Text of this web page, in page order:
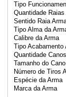
Tipo
Quantidade Raias
Sentido Raia
Tipo Alma da
Calibre da Arma
Tipo Acabamento
Quantidade
Tamanho do
Número de Tiros
Espécie da Arma
Marca da Arma